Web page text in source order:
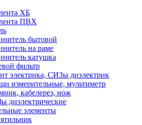
ХБ
ПВХ
бытовой
на раме
катушка
фильтр
электрика, СИЗы диэлектрик
измерительные, мультиметр
кабелерез, нож
диэлектрические
элементы